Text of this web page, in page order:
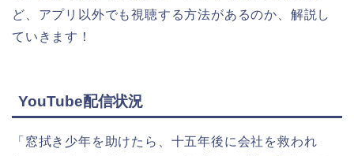
ど、アプリ以外でも視聴する方法があるのか、解説し
ていきます！
YouTube配信状況
「窓拭き少年を助けたら、十五年後に会社を救われ